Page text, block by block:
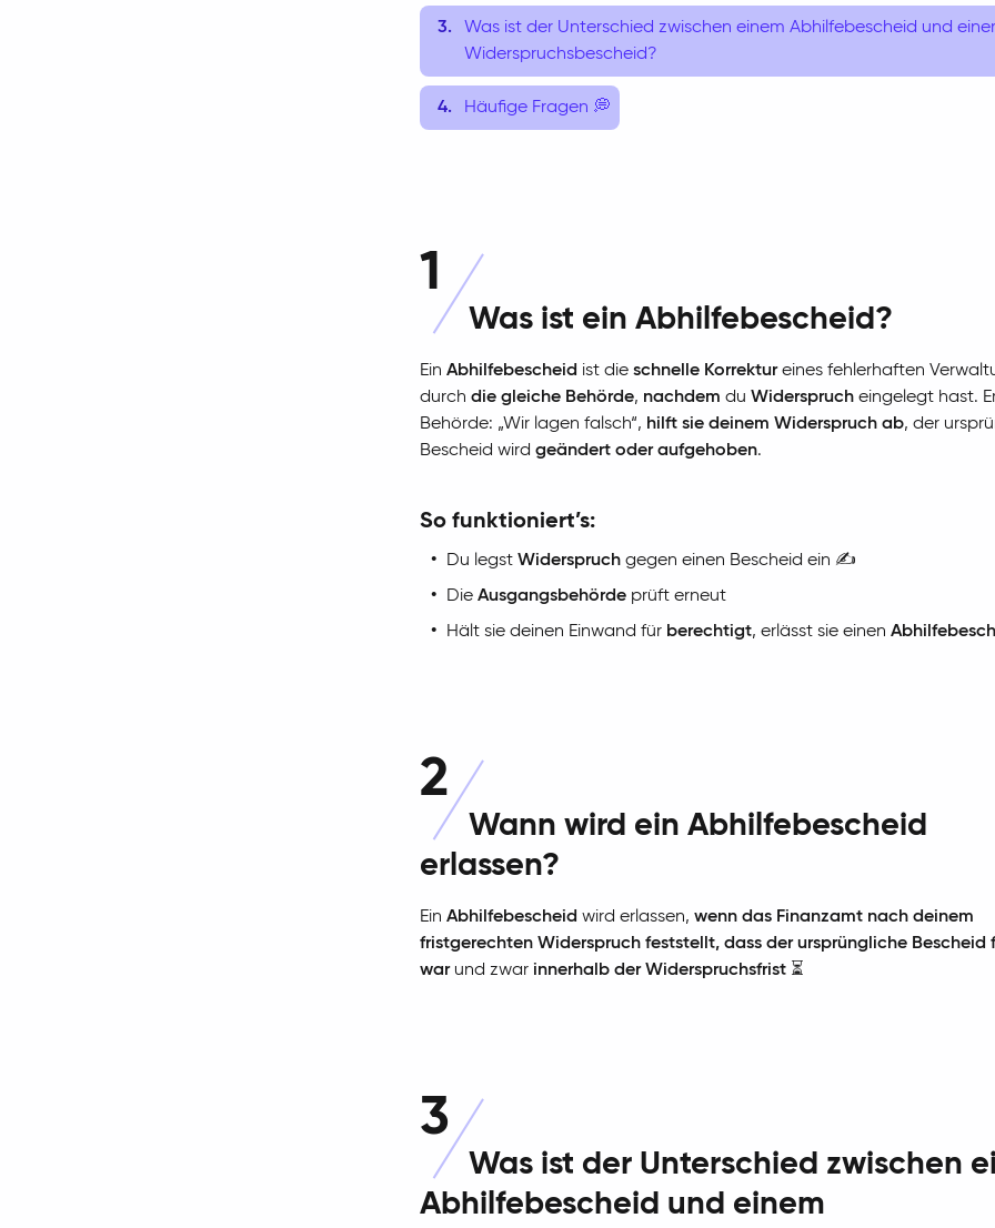
Was ist der Unterschied zwischen einem Abhilfebescheid und
Widerspruchsbescheid?
Häufige Fragen 💭
1
Was ist ein Abhilfebescheid?
Ein Abhilfebescheid ist die schnelle Korrektureines fehlerhaften
durch die gleiche Behörde, nachdem du Widerspruch eingelegt hast.
Behörde: „Wir lagen falsch“, hilft sie deinem Widerspruch ab, der
Bescheid wird geändert oder aufgehoben.
So funktioniert’s:
Du legst Widerspruch gegen einen Bescheid ein ✍️
Die Ausgangsbehörde prüft erneut
Hält sie deinen Einwand für berechtigt, erlässt sie einen
2
Wann wird ein Abhilfebescheid
erlassen?
Ein Abhilfebescheid wird erlassen, wenn das Finanzamt nach deinem
fristgerechten Widerspruch feststellt, dass der ursprüngliche Bescheid
warund zwar innerhalb der Widerspruchsfrist ⏳
3
Was ist der Unterschied zwischen
Abhilfebescheid und einem